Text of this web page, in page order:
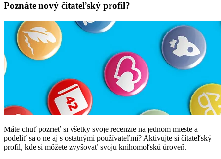
Poznáte nový čitateľský profil?
Máte chuť pozrieť si všetky svoje recenzie na jednom mieste a
podeliť sa o ne aj s ostatnými používateľmi? Aktivujte si čítateľský
profil, kde si môžete zvyšovať svoju knihomoľskú úroveň.